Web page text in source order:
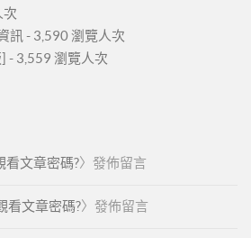
次
訊 - 3,590 瀏覽人次
- 3,559 瀏覽人次
看文章密碼?〉發佈留言
看文章密碼?〉發佈留言